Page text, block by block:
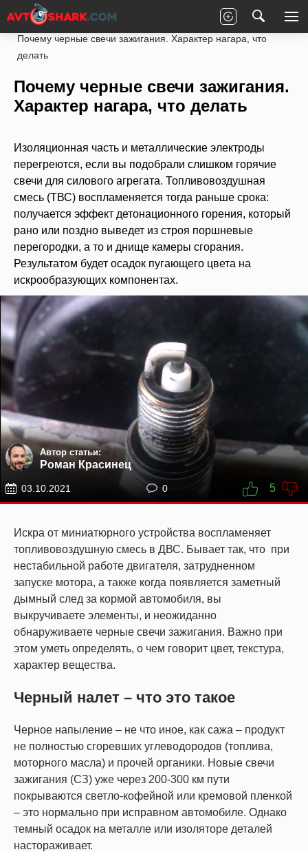
Главная Статьи
Под капотом
Почему черные свечи зажигания. Характер нагара, что
делать
Почему черные свечи зажигания.
Характер нагара, что делать
Изоляционная часть и металлические электроды
перегреются, если вы подобрали слишком горячие
свечи для силового агрегата. Топливовоздушная
смесь (ТВС) воспламеняется тогда раньше срока:
получается эффект детонационного горения, который
рано или поздно выведет из строя поршневые
перегородки, а то и днище камеры сгорания.
Результатом будет осадок пугающего цвета на
искрообразующих компонентах.
Автор статьи:
Роман Красинец
03.10.2021 0 5
Искра от миниатюрного устройства воспламеняет
топливовоздушную смесь в ДВС. Бывает так, что при
нестабильной работе двигателя, затрудненном
запуске мотора, а также когда появляется заметный
дымный след за кормой автомобиля, вы
выкручиваете элементы, и неожиданно
обнаруживаете черные свечи зажигания. Важно при
этом уметь определять, о чем говорит цвет, текстура,
характер вещества.
Черный налет – что это такое
Черное напыление – не что иное, как сажа – продукт
не полностью сгоревших углеводородов (топлива,
моторного масла) и прочей органики. Новые свечи
зажигания (СЗ) уже через 200-300 км пути
покрываются светло-кофейной или кремовой пленкой
– это нормально при исправном автомобиле. Однако
темный осадок на металле или изоляторе деталей
настораживает.